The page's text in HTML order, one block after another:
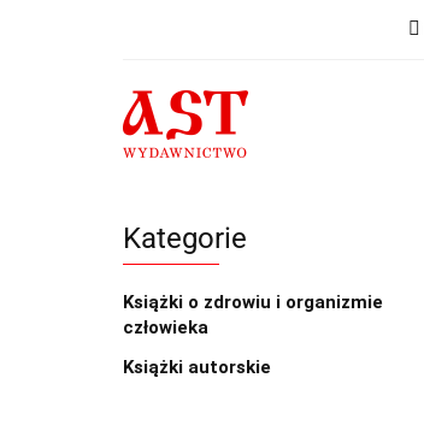
Kategorie
Książki o zdrowiu i organizmie
człowieka
Książki autorskie